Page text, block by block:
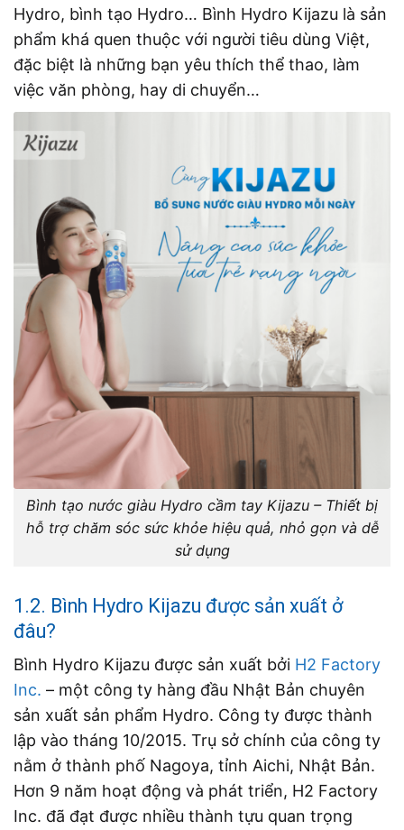
Hydro, bình tạo Hydro… Bình Hydro Kijazu là sản
phẩm khá quen thuộc với người tiêu dùng Việt,
đặc biệt là những bạn yêu thích thể thao, làm
việc văn phòng, hay di chuyển…
Bình tạo nước giàu Hydro cầm tay Kijazu – Thiết bị
hỗ trợ chăm sóc sức khỏe hiệu quả, nhỏ gọn và dễ
sử dụng
1.2. Bình Hydro Kijazu được sản xuất ở
đâu?
Bình Hydro Kijazu được sản xuất bởi H2 Factory
Inc. – một công ty hàng đầu Nhật Bản chuyên
sản xuất sản phẩm Hydro. Công ty được thành
lập vào tháng 10/2015. Trụ sở chính của công ty
nằm ở thành phố Nagoya, tỉnh Aichi, Nhật Bản.
Hơn 9 năm hoạt động và phát triển, H2 Factory
Inc. đã đạt được nhiều thành tựu quan trọng